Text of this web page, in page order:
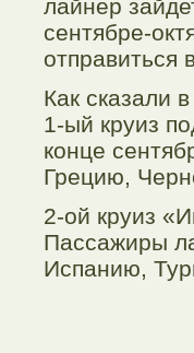
лайнер
сентябре-
отправиться
Как сказали
1-ый круиз
конце
Грецию,
2-ой круиз
Пассажиры
Испанию,